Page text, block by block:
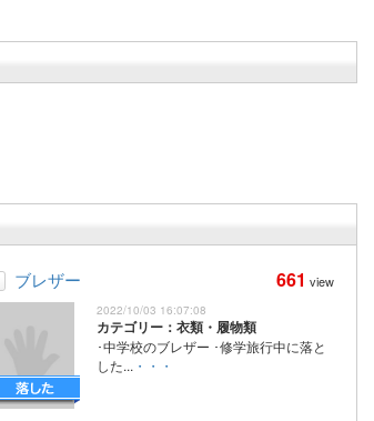
ブレザー 661 view
2022/10/03 16:07:08
カテゴリー：衣類・履物類
･中学校のブレザー ･修学旅行中に落と
した... ・・・